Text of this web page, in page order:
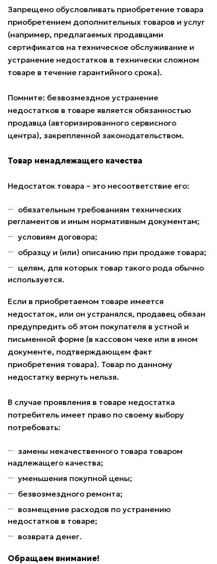
Запрещено обусловливать приобретение товара
приобретением дополнительных товаров и услуг
(например, предлагаемых продавцами
сертификатов на техническое обслуживание и
устранение недостатков в технически сложном
товаре в течение гарантийного срока).
Помните: безвозмездное устранение
недостатков в товаре является обязанностью
продавца (авторизированного сервисного
центра), закрепленной законодательством.
Товар ненадлежащего качества
Недостаток товара – это несоответствие его:
обязательным требованиям технических
регламентов и иным нормативным документам;
условиям договора;
образцу и (или) описанию при продаже товара;
целям, для которых товар такого рода обычно
используется.
Если в приобретаемом товаре имеется
недостаток, или он устранялся, продавец обязан
предупредить об этом покупателя в устной и
письменной форме (в кассовом чеке или в ином
документе, подтверждающем факт
приобретения товара). Товар по данному
недостатку вернуть нельзя.
В случае проявления в товаре недостатка
потребитель имеет право по своему выбору
потребовать:
замены некачественного товара товаром
надлежащего качества;
уменьшения покупной цены;
безвозмездного ремонта;
возмещение расходов по устранению
недостатков в товаре;
возврата денег.
Обращаем внимание!